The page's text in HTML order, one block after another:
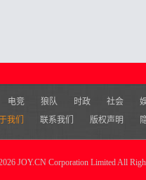
电竞 狼队 时政 社会
我们 联系我们 版权声明
JOY.CN Corporation Limited All